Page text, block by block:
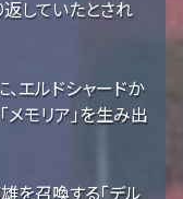
していたとされ
エルドシャードか
モリア」を生み出
を召喚する「デル